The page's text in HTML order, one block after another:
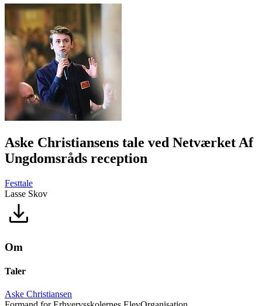
Aske Christiansens tale ved Netværket Af
Ungdomsråds reception
Festtale
Lasse Skov
Om
Taler
Aske Christiansen